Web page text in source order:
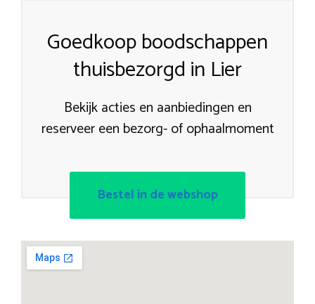
Goedkoop boodschappen
thuisbezorgd in Lier
Bekijk acties en aanbiedingen en
reserveer een bezorg- of ophaalmoment
Bestel in de webshop